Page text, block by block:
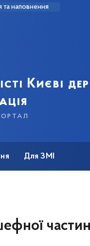
та наповнення
Києві
Для ЗМІ